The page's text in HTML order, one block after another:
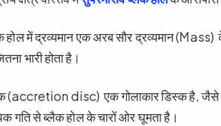
में द्रव्यमान एक अरब सौर द्रव्यमान (Mass)
भारी होता है।
(accretion disc) एक गोलाकार डिस्क है, जैसे
गति से ब्लैक होल के चारों ओर घूमता है।